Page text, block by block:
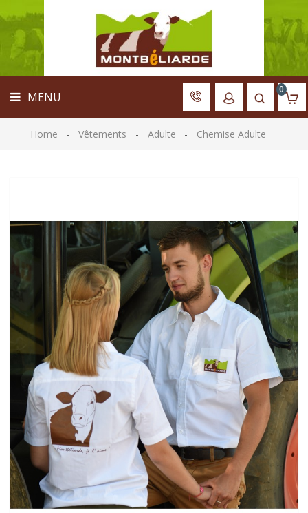
MENU
0
MENU
ACCUEIL
VÊTEMENTS
MATÉRIEL
ACCESSOIRES
Home Vêtements Adulte Chemise Adulte